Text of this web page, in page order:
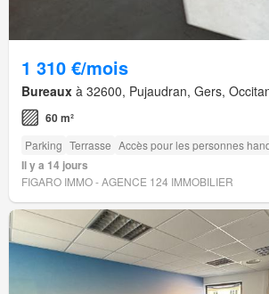
1 310 €/mois
Bureaux à 32600, Pujaudran, Gers,
60 m²
Parking Terrasse Accès pour les personnes
Il y a 14 jours
FIGARO IMMO - AGENCE 124 IMMOBILIER